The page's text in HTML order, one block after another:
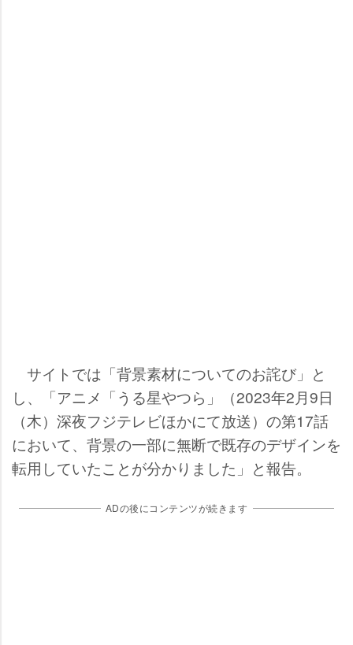
サイトでは「背景素材についてのお詫び」と
し、「アニメ「うる星やつら」（2023年2月9日
（木）深夜フジテレビほかにて放送）の第17話
において、背景の一部に無断で既存のデザインを
転用していたことが分かりました」と報告。
ADの後にコンテンツが続きます